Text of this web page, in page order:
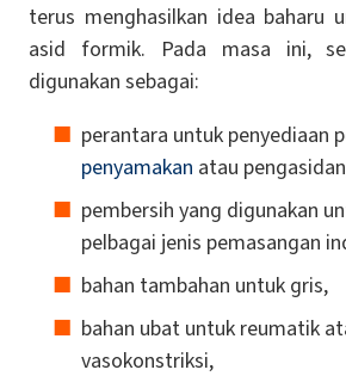
terus menghasilkan idea baharu
asid formik. Pada masa ini,
digunakan sebagai:
perantara untuk penyediaan
penyamakan atau
pembersih yang digunakan
pelbagai jenis pemasangan
bahan tambahan untuk gris,
bahan ubat untuk reumatik
vasokonstriksi,